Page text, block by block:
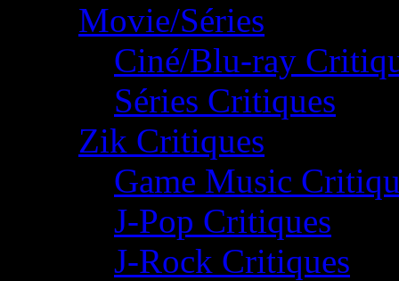
Movie/Séries
Ciné/Blu-ray
Séries Critiques
Zik Critiques
Game Music
J-Pop Critiques
J-Rock Critiques